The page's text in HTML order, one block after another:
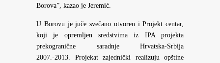
Borova”, kazao je Jeremić.
U Borovu je juče svečano otvoren i Projekt centar,
koji je opremljen sredstvima iz IPA projekta
prekogranične saradnje Hrvatska-Srbija
2007.-2013. Projekat zajednički realizuju opštine